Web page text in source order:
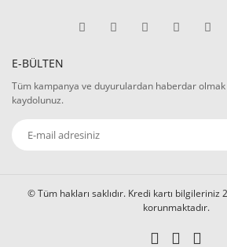
E-BÜLTEN
Tüm kampanya ve duyurulardan haberdar
kaydolunuz.
© Tüm hakları saklıdır. Kredi kartı bilgileriniz
korunmaktadır.